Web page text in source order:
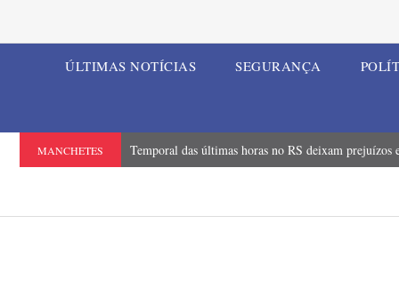
ÚLTIMAS NOTÍCIAS SEGURANÇA
MANCHETES Temporal das últimas horas no RS deixam